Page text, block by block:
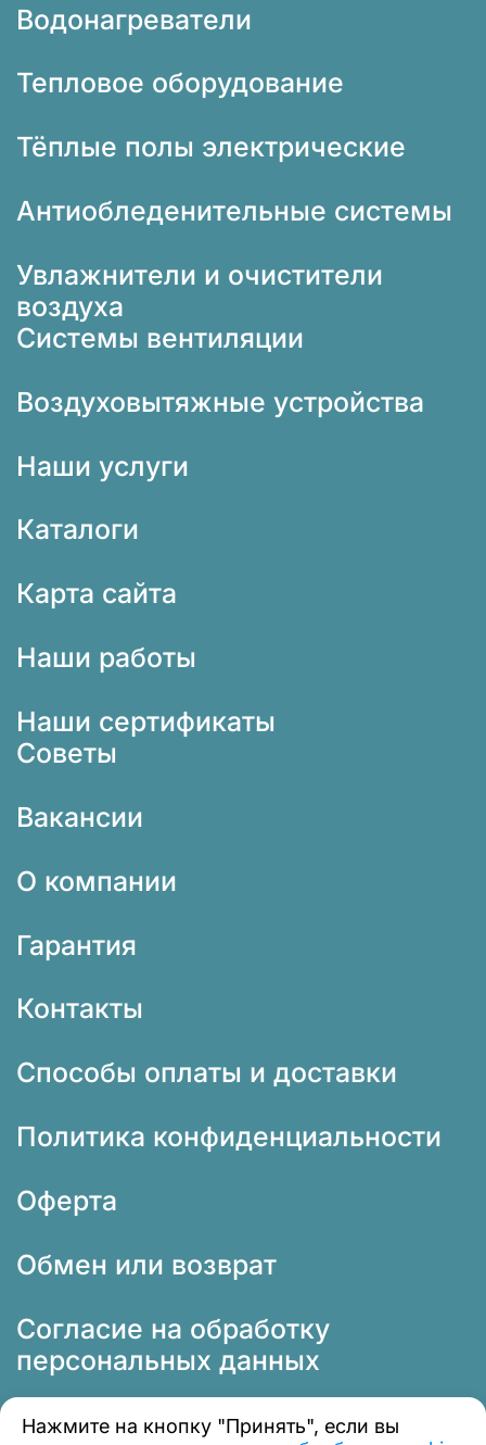
Водонагреватели
Тепловое оборудование
Тёплые полы электрические
Антиобледенительные системы
Увлажнители и очистители
воздуха
Системы вентиляции
Воздуховытяжные устройства
Наши услуги
Каталоги
Карта сайта
Наши работы
Наши сертификаты
Советы
Вакансии
О компании
Гарантия
Контакты
Способы оплаты и доставки
Политика конфиденциальности
Оферта
Обмен или возврат
Согласие на обработку
персональных данных
Нажмите на кнопку "Принять", если вы